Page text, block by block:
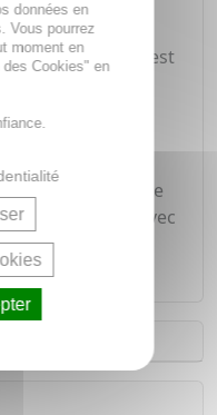
à tous les
sensibles, et est
les peaux
Il aide à
améliorer la
tout en
immédiate. Le
en association avec
l'effet
données en
Vous pourrez
moment en
Cookies" en